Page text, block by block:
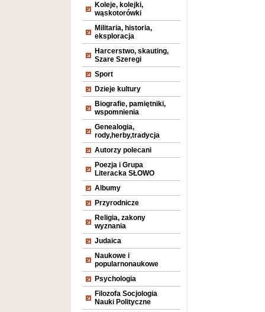
Koleje, kolejki,
wąskotorówki
Militaria, historia,
eksploracja
Harcerstwo, skauting,
Szare Szeregi
Sport
Dzieje kultury
Biografie, pamiętniki,
wspomnienia
Genealogia,
rody,herby,tradycja
Autorzy polecani
Poezja i Grupa
Literacka SŁOWO
Albumy
Przyrodnicze
Religia, zakony
wyznania
Judaica
Naukowe i
popularnonaukowe
Psychologia
Filozofa Socjologia
Nauki Polityczne